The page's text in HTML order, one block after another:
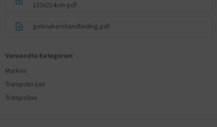
153x214cm-pdf
gebruikershandleiding.pdf
Verwandte Kategorien
Marken
Trampolin Exit
Trampoline